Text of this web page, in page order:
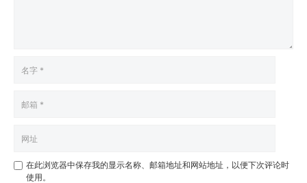
在此浏览器中保存我的显示名称、邮箱地址和网站地址，以便下次评论时
使用。